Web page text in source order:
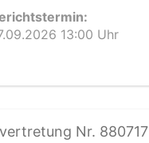
13:00 Uhr
Nr. 880717